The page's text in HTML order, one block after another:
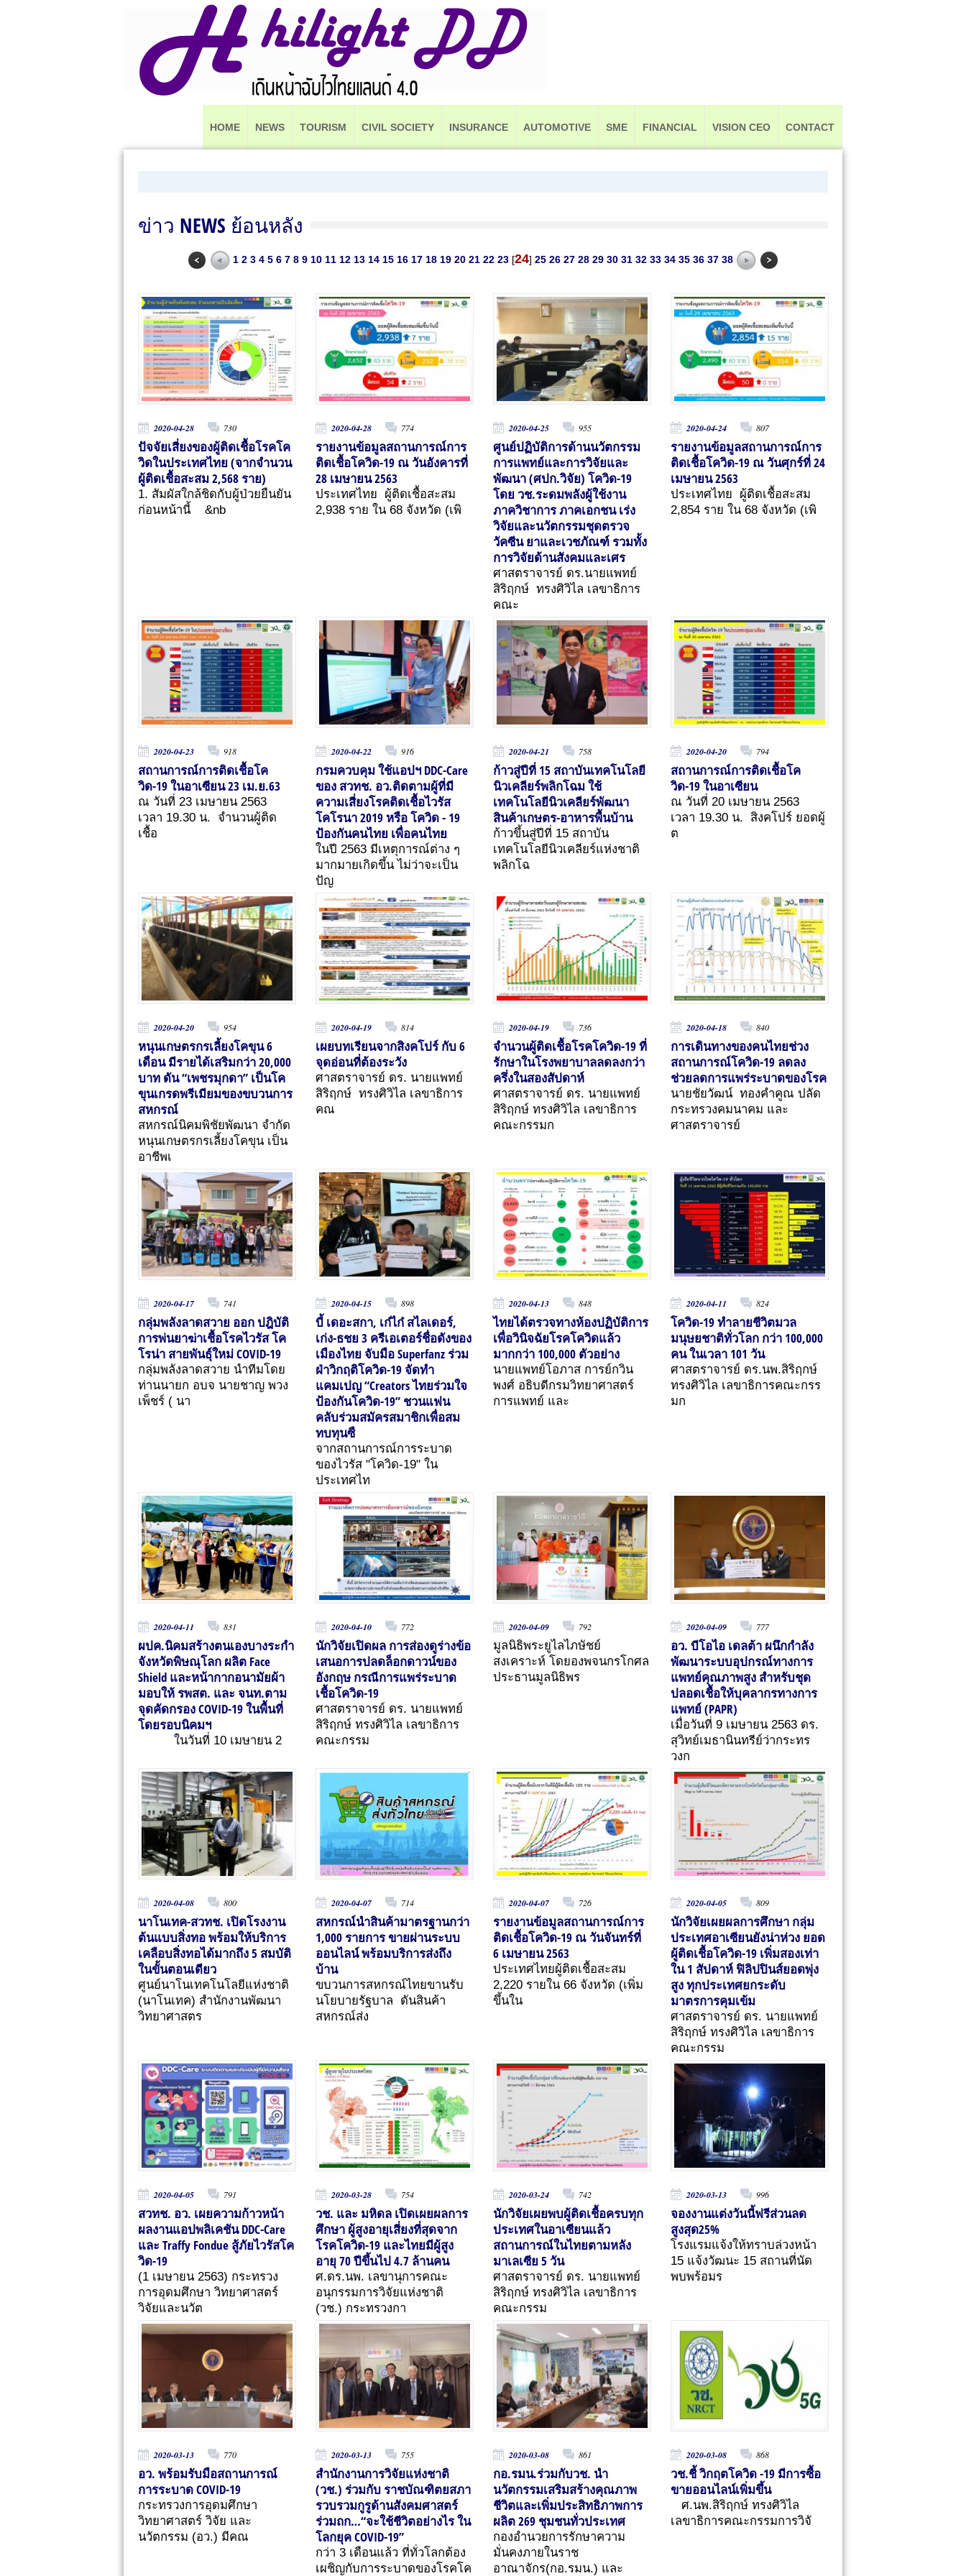
HOME NEWS TOURISM CIVIL SOCIETY INSURANCE AUTOMOTIVE SME FINANCIAL VISION CEO CONTACT
ข่าว NEWS ย้อนหลัง
1 2 3 4 5 6 7 8 9 10 11 12 13 14 15 16 17 18 19 20 21 22 23 [24] 25 26 27 28 29 30 31 32 33 34 35 36 37 38
2020-04-28 730
ปัจจัยเสี่ยงของผู้ติดเชื้อโรคโค
วิดในประเทศไทย (จากจำนวน
ผู้ติดเชื้อสะสม 2,568 ราย)
1. สัมผัสใกล้ชิดกับผู้ป่วยยืนยัน
ก่อนหน้านี้ &nb
2020-04-28 774
รายงานข้อมูลสถานการณ์การ
ติดเชื้อโควิด-19 ณ วันอังคารที่
28 เมษายน 2563
ประเทศไทย ผู้ติดเชื้อสะสม
2,938 ราย ใน 68 จังหวัด (เพิ
2020-04-25 955
ศูนย์ปฏิบัติการด้านนวัตกรรม
การแพทย์และการวิจัยและ
พัฒนา (ศปก.วิจัย) โควิด-19
โดย วช.ระดมพลังผู้ใช้งาน
ภาควิชาการ ภาคเอกชน เร่ง
วิจัยและนวัตกรรมชุดตรวจ
วัคซีน ยาและเวชภัณฑ์ รวมทั้ง
การวิจัยด้านสังคมและเศร
ศาสตราจารย์ ดร.นายแพทย์
สิริฤกษ์ ทรงศิวิไล เลขาธิการ
คณะ
2020-04-24 807
รายงานข้อมูลสถานการณ์การ
ติดเชื้อโควิด-19 ณ วันศุกร์ที่ 24
เมษายน 2563
ประเทศไทย ผู้ติดเชื้อสะสม
2,854 ราย ใน 68 จังหวัด (เพิ
2020-04-23 918
สถานการณ์การติดเชื้อโค
วิด-19 ในอาเซียน 23 เม.ย.63
ณ วันที่ 23 เมษายน 2563
เวลา 19.30 น. จำนวนผู้ติด
เชื้อ
2020-04-22 916
กรมควบคุม ใช้แอปฯ DDC-Care
ของ สวทช. อว.ติดตามผู้ที่มี
ความเสี่ยงโรคติดเชื้อไวรัส
โคโรนา 2019 หรือ โควิด - 19
ป้องกันคนไทย เพื่อคนไทย
ในปี 2563 มีเหตุการณ์ต่าง ๆ
มากมายเกิดขึ้น ไม่ว่าจะเป็น
ปัญ
2020-04-21 758
ก้าวสู่ปีที่ 15 สถาบันเทคโนโลยี
นิวเคลียร์พลิกโฉม ใช้
เทคโนโลยีนิวเคลียร์พัฒนา
สินค้าเกษตร-อาหารพื้นบ้าน
ก้าวขึ้นสู่ปีที่ 15 สถาบัน
เทคโนโลยีนิวเคลียร์แห่งชาติ
พลิกโฉ
2020-04-20 794
สถานการณ์การติดเชื้อโค
วิด-19 ในอาเซียน
ณ วันที่ 20 เมษายน 2563
เวลา 19.30 น. สิงคโปร์ ยอดผู้
ต
2020-04-20 954
หนุนเกษตรกรเลี้ยงโคขุน 6
เดือน มีรายได้เสริมกว่า 20,000
บาท ดัน “เพชรมุกดา” เป็นโค
ขุนเกรดพรีเมียมของขบวนการ
สหกรณ์
สหกรณ์นิคมพิชัยพัฒนา จำกัด
หนุนเกษตรกรเลี้ยงโคขุน เป็น
อาชีพเ
2020-04-19 814
เผยบทเรียนจากสิงคโปร์ กับ 6
จุดอ่อนที่ต้องระวัง
ศาสตราจารย์ ดร. นายแพทย์
สิริฤกษ์ ทรงศิวิไล เลขาธิการ
คณ
2020-04-19 736
จำนวนผู้ติดเชื้อโรคโควิด-19 ที่
รักษาในโรงพยาบาลลดลงกว่า
ครึ่งในสองสัปดาห์
ศาสตราจารย์ ดร. นายแพทย์
สิริฤกษ์ ทรงศิวิไล เลขาธิการ
คณะกรรมก
2020-04-18 840
การเดินทางของคนไทยช่วง
สถานการณ์โควิด-19 ลดลง
ช่วยลดการแพร่ระบาดของโรค
นายชัยวัฒน์ ทองคำคูณ ปลัด
กระทรวงคมนาคม และ
ศาสตราจารย์
2020-04-17 741
กลุ่มพลังลาดสวาย ออก ปฎิบัติ
การพ่นยาฆ่าเชื้อโรคไวรัส โค
โรน่า สายพันธุ์ใหม่ COVID-19
กลุ่มพลังลาดสวาย นำทีมโดย
ท่านนายก อบจ นายชาญ พวง
เพ็ชร์ ( นา
2020-04-15 898
บี้ เดอะสกา, เก๋ไก๋ สไลเดอร์,
เก่ง-ธชย 3 ครีเอเตอร์ชื่อดังของ
เมืองไทย จับมือ Superfanz ร่วม
ฝ่าวิกฤติโควิด-19 จัดทำ
แคมเปญ “Creators ไทยร่วมใจ
ป้องกันโควิด-19” ชวนแฟน
คลับร่วมสมัครสมาชิกเพื่อสม
ทบทุนซื
จากสถานการณ์การระบาด
ของไวรัส "โควิด-19" ใน
ประเทศไท
2020-04-13 848
ไทยได้ตรวจทางห้องปฏิบัติการ
เพื่อวินิจฉัยโรคโควิดแล้ว
มากกว่า 100,000 ตัวอย่าง
นายแพทย์โอภาส การย์กวิน
พงศ์ อธิบดีกรมวิทยาศาสตร์
การแพทย์ และ
2020-04-11 824
โควิด-19 ทำลายชีวิตมวล
มนุษยชาติทั่วโลก กว่า 100,000
คน ในเวลา 101 วัน
ศาสตราจารย์ ดร.นพ.สิริฤกษ์
ทรงศิวิไล เลขาธิการคณะกรร
มก
2020-04-11 831
ผปค.นิคมสร้างตนเองบางระกำ
จังหวัดพิษณุโลก ผลิต Face
Shield และหน้ากากอนามัยผ้า
มอบให้ รพสต. และ จนท.ตาม
จุดคัดกรอง COVID-19 ในพื้นที่
โดยรอบนิคมฯ
ในวันที่ 10 เมษายน 2
2020-04-10 772
นักวิจัยเปิดผล การส่องดูร่างข้อ
เสนอการปลดล็อกดาวน์ของ
อังกฤษ กรณีการแพร่ระบาด
เชื้อโควิด-19
ศาสตราจารย์ ดร. นายแพทย์
สิริฤกษ์ ทรงศิวิไล เลขาธิการ
คณะกรรม
2020-04-09 792
มูลนิธิพระยูไลไภษัชย์
สงเคราะห์ โดยองพจนกรโกศล
ประธานมูลนิธิพร
2020-04-09 777
อว. บีโอไอ เดลต้า ผนึกกำลัง
พัฒนาระบบอุปกรณ์ทางการ
แพทย์คุณภาพสูง สำหรับชุด
ปลอดเชื้อให้บุคลากรทางการ
แพทย์ (PAPR)
เมื่อวันที่ 9 เมษายน 2563 ดร.
สุวิทย์เมธานินทรีย์ว่ากระทร
วงก
2020-04-08 800
นาโนเทค-สวทช. เปิดโรงงาน
ต้นแบบสิ่งทอ พร้อมให้บริการ
เคลือบสิ่งทอได้มากถึง 5 สมบัติ
ในขั้นตอนเดียว
ศูนย์นาโนเทคโนโลยีแห่งชาติ
(นาโนเทค) สำนักงานพัฒนา
วิทยาศาสตร
2020-04-07 714
สหกรณ์นำสินค้ามาตรฐานกว่า
1,000 รายการ ขายผ่านระบบ
ออนไลน์ พร้อมบริการส่งถึง
บ้าน
ขบวนการสหกรณ์ไทยขานรับ
นโยบายรัฐบาล ดันสินค้า
สหกรณ์ส่ง
2020-04-07 726
รายงานข้อมูลสถานการณ์การ
ติดเชื้อโควิด-19 ณ วันจันทร์ที่
6 เมษายน 2563
ประเทศไทยผู้ติดเชื้อสะสม
2,220 รายใน 66 จังหวัด (เพิ่ม
ขึ้นใน
2020-04-05 809
นักวิจัยเผยผลการศึกษา กลุ่ม
ประเทศอาเซียนยังน่าห่วง ยอด
ผู้ติดเชื้อโควิด-19 เพิ่มสองเท่า
ใน 1 สัปดาห์ ฟิลิปปินส์ยอดพุ่ง
สูง ทุกประเทศยกระดับ
มาตรการคุมเข้ม
ศาสตราจารย์ ดร. นายแพทย์
สิริฤกษ์ ทรงศิวิไล เลขาธิการ
คณะกรรม
2020-04-05 791
สวทช. อว. เผยความก้าวหน้า
ผลงานแอปพลิเคชัน DDC-Care
และ Traffy Fondue สู้ภัยไวรัสโค
วิด-19
(1 เมษายน 2563) กระทรวง
การอุดมศึกษา วิทยาศาสตร์
วิจัยและนวัต
2020-03-28 754
วช. และ มหิดล เปิดเผยผลการ
ศึกษา ผู้สูงอายุเสี่ยงที่สุดจาก
โรคโควิด-19 และไทยมีผู้สูง
อายุ 70 ปีขึ้นไป 4.7 ล้านคน
ศ.ดร.นพ. เลขานุการคณะ
อนุกรรมการวิจัยแห่งชาติ
(วช.) กระทรวงกา
2020-03-24 742
นักวิจัยเผยพบผู้ติดเชื้อครบทุก
ประเทศในอาเซียนแล้ว
สถานการณ์ในไทยตามหลัง
มาเลเซีย 5 วัน
ศาสตราจารย์ ดร. นายแพทย์
สิริฤกษ์ ทรงศิวิไล เลขาธิการ
คณะกรรม
2020-03-13 996
จองงานแต่งวันนี้ฟรีส่วนลด
สูงสุด25%
โรงแรมแจ้งให้ทราบล่วงหน้า
15 แจ้งวัฒนะ 15 สถานที่นัด
พบพร้อมร
2020-03-13 770
อว. พร้อมรับมือสถานการณ์
การระบาด COVID-19
กระทรวงการอุดมศึกษา
วิทยาศาสตร์ วิจัย และ
นวัตกรรม (อว.) มีคณ
2020-03-13 755
สำนักงานการวิจัยแห่งชาติ
(วช.) ร่วมกับ ราชบัณฑิตยสภา
รวบรวมกูรูด้านสังคมศาสตร์
ร่วมถก…“จะใช้ชีวิตอย่างไร ใน
โลกยุค COVID-19”
กว่า 3 เดือนแล้ว ที่ทั่วโลกต้อง
เผชิญกับการระบาดของโรคโค
2020-03-08 861
กอ.รมน.ร่วมกับวช. นำ
นวัตกรรมเสริมสร้างคุณภาพ
ชีวิตและเพิ่มประสิทธิภาพการ
ผลิต 269 ชุมชนทั่วประเทศ
กองอำนวยการรักษาความ
มั่นคงภายในราช
อาณาจักร(กอ.รมน.) และ
2020-03-08 868
วช.ชี้ วิกฤตโควิด -19 มีการซื้อ
ขายออนไลน์เพิ่มขึ้น
ศ.นพ.สิริฤกษ์ ทรงศิวิไล
เลขาธิการคณะกรรมการวิจั